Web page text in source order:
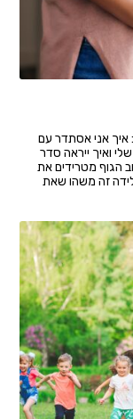
איך אני אסתדר עם
ואיך ייראה סדר
הגוף מטרידים את
זה משהו שאת